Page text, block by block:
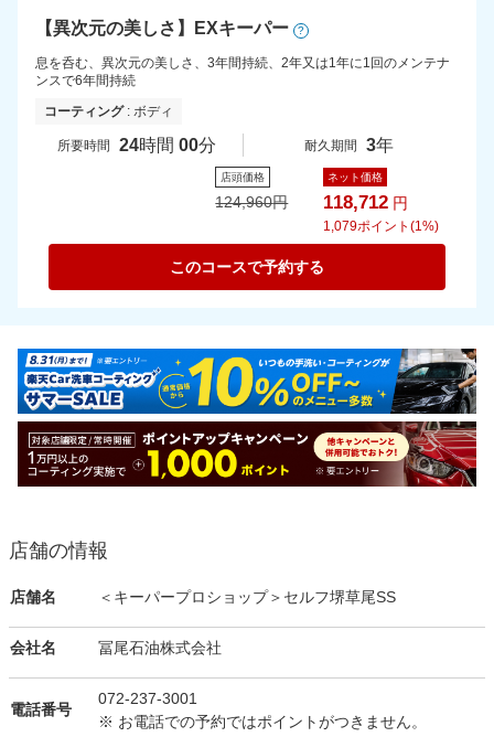
【異次元の美しさ】EXキーパー ?
息を呑む、異次元の美しさ、3年間持続、2年又は1年に1回のメンテナ
ンスで6年間持続
コーティング: ボディ
所要時間 24時間 00分 耐久期間 3年
店頭価格
124,960円
ネット価格
118,712 円
1,079ポイント(1%)
このコースで予約する
店舗の情報
店舗名 ＜キーパープロショップ＞セルフ堺草尾SS
会社名 冨尾石油株式会社
電話番号
072-237-3001
※ お電話での予約ではポイントがつきません。